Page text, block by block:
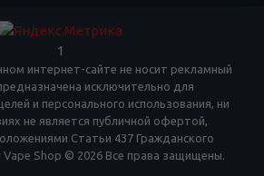
1
интернет-сайте не носит рекламный
исключительно для
и персонального использования, ни
не является публичной офертой,
Статьи 437 Гражданского
Shop © 2026 Все права защищены.